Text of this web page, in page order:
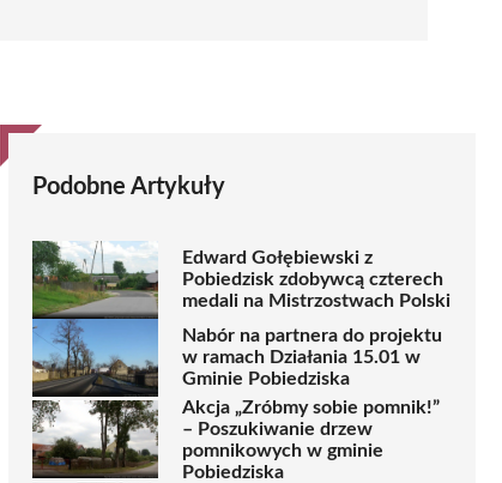
Podobne Artykuły
Edward Gołębiewski z
Pobiedzisk zdobywcą czterech
medali na Mistrzostwach Polski
Nabór na partnera do projektu
w ramach Działania 15.01 w
Gminie Pobiedziska
Akcja „Zróbmy sobie pomnik!”
– Poszukiwanie drzew
pomnikowych w gminie
Pobiedziska